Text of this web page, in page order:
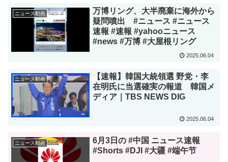
ニュース動画
万博リング、大半廃棄に海外から
疑問噴出 #ニュース #ニュース
速報 #速報 #yahooニュース
#news #万博 #大屋根リング
2025.06.04
ニュース動画
【速報】韓国大統領選 野党・李
在明氏に当選確実の報道 韓国メ
ディア｜TBS NEWS DIG
2025.06.04
ニュース動画
6月3日の #中国 ニュース速報
#Shorts #DJI #大疆 #端午节